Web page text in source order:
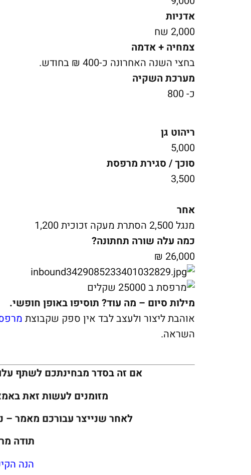
אדניות
2,000 שח
צמחיה + אדמה
בחצי השנה האחרונה כ-400 ₪ בחודש.
מערכת השקיה
כ- 800
ריהוט גן
5,000
סוכך / סגירת מרפסת
3,500
אחר
מנגל 2,500 הסתרת מעקה זכוכית 1,200
כמה עלה שורה תחתונה?
26,000 ₪
מילות סיום – מה עוד? תוסיפו באופן חופשי.
אוהבת ליצור ולעצב לבד אין ספק שקבוצת
השראה.
אם זה בסדר מבחינתכם לשתף
מזומנים לעשות זאת
לאחר שנייצר עבורכם מאמר –
תודה
הנה